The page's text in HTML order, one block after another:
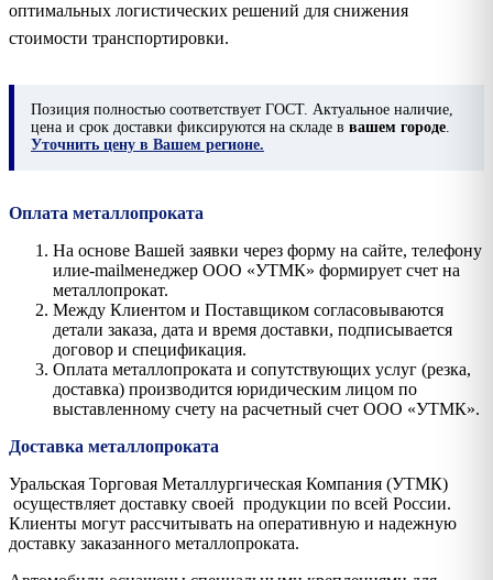
оптимальных логистических решений для снижения
стоимости транспортировки.
Позиция полностью соответствует ГОСТ. Актуальное наличие,
цена и срок доставки фиксируются на складе в вашем городе
Уточнить цену в Вашем регионе.
Оплата металлопроката
На основе Вашей заявки через форму на сайте, телефону
илиe-mailменеджер ООО «УТМК» формирует счет на
металлопрокат.
Между Клиентом и Поставщиком согласовываются
детали заказа, дата и время доставки, подписывается
договор и спецификация.
Оплата металлопроката и сопутствующих услуг (резка,
доставка) производится юридическим лицом по
выставленному счету на расчетный счет ООО «УТМК».
Доставка металлопроката
Уральская Торговая Металлургическая Компания (УТМК)
осуществляет доставку своей продукции по всей России.
Клиенты могут рассчитывать на оперативную и надежную
доставку заказанного металлопроката.